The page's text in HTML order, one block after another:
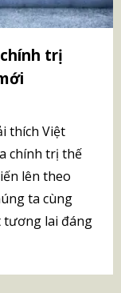
trị
thích Việt
chính trị thế
lên theo
ta cùng
tương lai đáng